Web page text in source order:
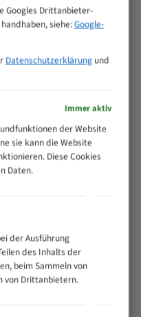
Googles Drittanbieter-
siehe:Google-
Datenschutzerklärungund
Immer aktiv
der Website
sie kann die Website
Diese Cookies
Daten.
der Ausführung
des Inhalts der
beim Sammeln von
von Drittanbietern.